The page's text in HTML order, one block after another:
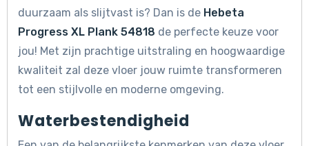
duurzaam als slijtvast is? Dan is de Hebeta
Progress XL Plank 54818 de perfecte keuze voor
jou! Met zijn prachtige uitstraling en hoogwaardige
kwaliteit zal deze vloer jouw ruimte transformeren
tot een stijlvolle en moderne omgeving.
Waterbestendigheid